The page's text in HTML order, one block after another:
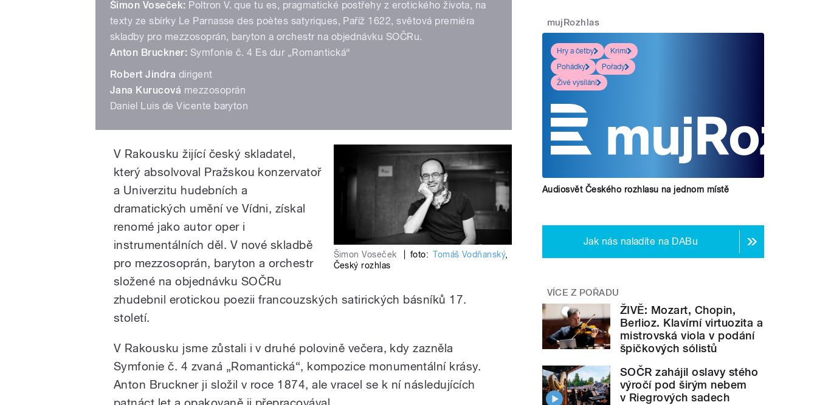
Šimon Voseček: Poltron V. que tu es, pragmatické postřehy z erotického života, na
texty ze sbírky Le Parnasse des poètes satyriques, Paříž 1622, světová premiéra
skladby pro mezzosoprán, baryton a orchestr na objednávku SOČRu.
Anton Bruckner: Symfonie č. 4 Es dur „Romantická“
Robert Jindra dirigent
Jana Kurucová mezzosoprán
Daniel Luis de Vicente baryton
Šimon Voseček foto: Tomáš Vodňanský,
Český rozhlas
V Ra­kousku žijící český skladatel,
který absolvoval Pražskou konzervatoř
a Univerzitu hudeb­ních a
dramatických umění ve Vídni, získal
renomé jako autor oper i
instrumentálních děl. V nové skladbě
pro mezzosoprán, bary­ton a orchestr
složené na objednávku SOČRu
zhudebnil erotickou poezii francouzských sa­tirických básníků 17.
století.
V Rakousku jsme zů­stali i v druhé polovině večera, kdy zazněla
Symfonie č. 4 zvaná „Romantická“, kompo­zice monumentální krásy.
Anton Bruckner ji složil v roce 1874, ale vracel se k ní následují­cích
mujRozhlas
Hry a četby
Krimi
Pohádky
Pořady
Živé vysílání
Audiosvět Českého rozhlasu na jednom místě
Jak nás naladíte na DABu
VÍCE Z POŘADU
ŽIVĚ: Mozart, Chopin,
Berlioz. Klavírní virtuozita a
mistrovská viola v podání
špičkových sólistů
SOČR zahájil oslavy stého
výročí pod širým nebem
v Riegrových sadech